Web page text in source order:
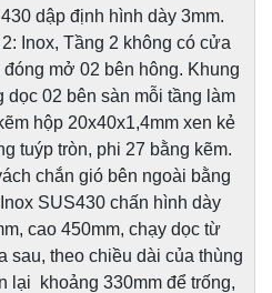
430 dập định hình dày 3mm.
Inox, Tầng 2 không có cửa
đóng mở 02 bên hông. Khung
dọc 02 bên sàn mỗi tầng làm
hộp 20x40x1,4mm xen kẻ
tuýp tròn, phi 27 bằng kẽm.
chắn gió bên ngoài bằng
SUS430 chấn hình dày
cao 450mm, chạy dọc từ
sau, theo chiều dài của thùng
lại khoảng 330mm để trống,